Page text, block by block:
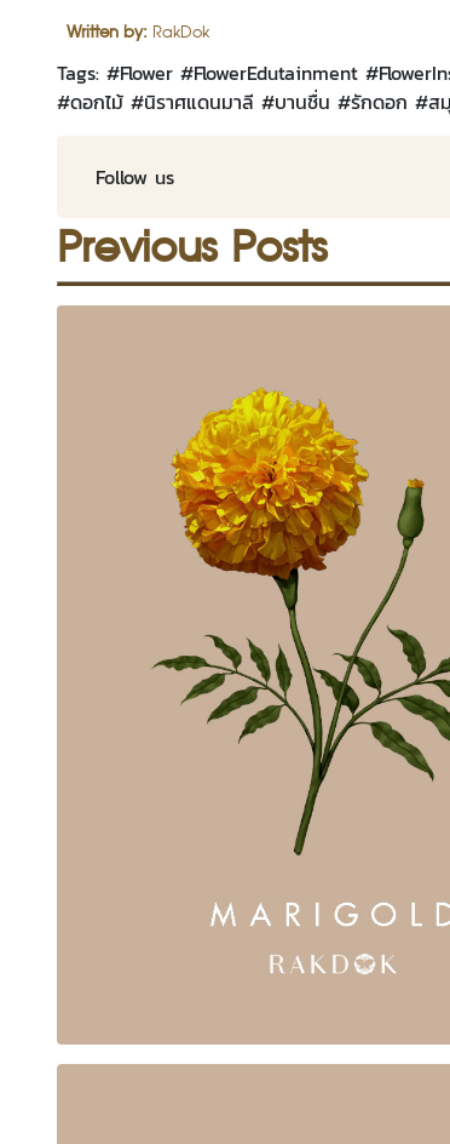
Written by: RakDok
Tags: #Flower #FlowerEdutainment #
#ดอกไม้ #นิราศแดนมาลี #บานชื่น #รักดอก #ส
Follow us
Previous Posts